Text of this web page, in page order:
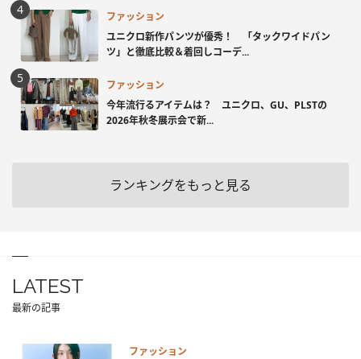
ファッション
ユニクロ新作パンツが優秀！ 「タックワイドパン
ツ」と徹底比較＆着回しコーデ...
ファッション
今年流行るアイテムは？ ユニクロ、GU、PLSTの
2026年秋冬展示会で新...
ランキングをもっと見る
LATEST
最新の記事
ファッション